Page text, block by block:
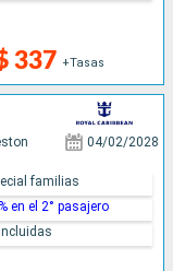
337 +Tasas
04/02/2028
familias
en el 2° pasajero